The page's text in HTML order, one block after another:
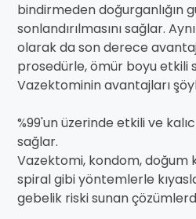
bindirmeden doğurganlığın
sonlandırılmasını sağlar.
olarak da son derece
prosedürle, ömür boyu etkili
Vazektominin avantajları
%99'un üzerinde etkili ve
sağlar.
Vazektomi, kondom, doğum
spiral gibi yöntemlerle
gebelik riski sunan